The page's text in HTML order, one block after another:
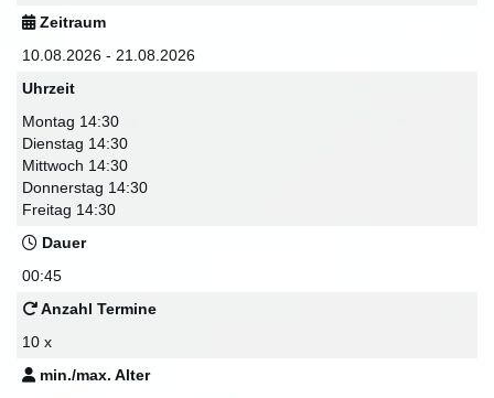
Zeitraum
10.08.2026 - 21.08.2026
Uhrzeit
Montag 14:30
Dienstag 14:30
Mittwoch 14:30
Donnerstag 14:30
Freitag 14:30
Dauer
00:45
Anzahl Termine
10 x
min./max. Alter